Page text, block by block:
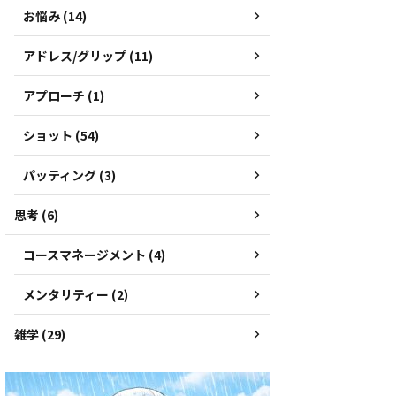
お悩み (14)
アドレス/グリップ (11)
アプローチ (1)
ショット (54)
パッティング (3)
思考 (6)
コースマネージメント (4)
メンタリティー (2)
雑学 (29)